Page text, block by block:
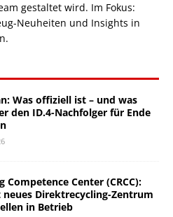
gestaltet wird. Im Fokus:
Neuheiten und Insights in
Was offiziell ist – und was
den ID.4-Nachfolger für Ende
Competence Center (CRCC):
Direktrecycling-Zentrum
in Betrieb